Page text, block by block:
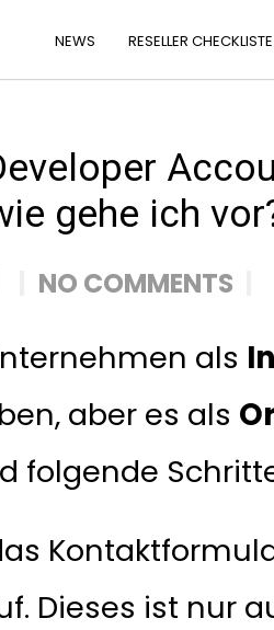
NEWS RESELLER CHECKLISTE
gehe ich
NO COMMENTS
als
aber es als
folgende
Dieses ist nur